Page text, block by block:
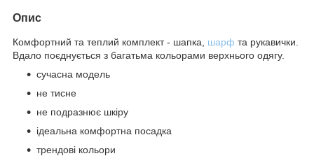
Опис
Комфортний та теплий комплект - шапка, шарф та рукавички.
Вдало поєднується з багатьма кольорами верхнього одягу.
сучасна модель
не тисне
не подразнює шкіру
ідеальна комфортна посадка
трендові кольори